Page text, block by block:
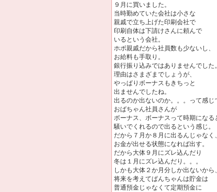
９月に買いました。
当時勤めていた会社は小さな
親戚で立ち上げた印刷会社で
印刷自体は下請けさんに頼んで
いるという会社。
ホボ親戚だから社員数も少ないし、
お給料も手取り。
銀行振り込みではありませんでした
理由はさまざまでしょうが、
やっぱりボーナスもきちっと
出ませんでしたね。
出るのか出ないのか。。。って感じ
おばちゃん社員さんが
ボーナス、ボーナスって時期になる
騒いでくれるので出るという感じ。
だから７月か８月に出るんじゃなく
お金が出せる状態になれば出す。
だから大体９月にズレ込んだり
冬は１月にズレ込んだり。。。
しかも大体２か月分しか出ないから
将来を考えてぱんちゃんは貯金は
普通預金じゃなくて定期預金に